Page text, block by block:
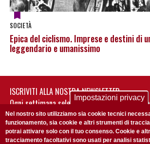
SOCIETÀ
Epica del ciclismo. Imprese e destini di
leggendario e umanissimo
ISCRIVITI ALLA NOSTRA NEWSLETTER
Ogni settimana selezioniamo per te nostre
non perderti gli aggiornamenti della nostra
Impostazioni privacy
Nel nostro sito utilizziamo sia cookie tecnici
funzionamento, sia cookie e altri strumenti di
potrai attivare solo con il tuo consenso. Cookie e
tracciamento facoltativi sono usati per analisi